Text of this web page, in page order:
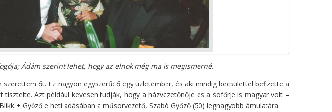
Ádám szerint lehet, hogy az elnök még ma is megismerné.
őt. Ez nagyon egyszerű: ő egy üzletember, és aki mindig becsülettel befizette a
tisztelte. Azt például kevesen tudják, hogy a házvezetőnője és a sofőrje is magyar volt –
+ Győző e heti adásában a műsorvezető, Szabó Győző (50) legnagyobb ámulatára.